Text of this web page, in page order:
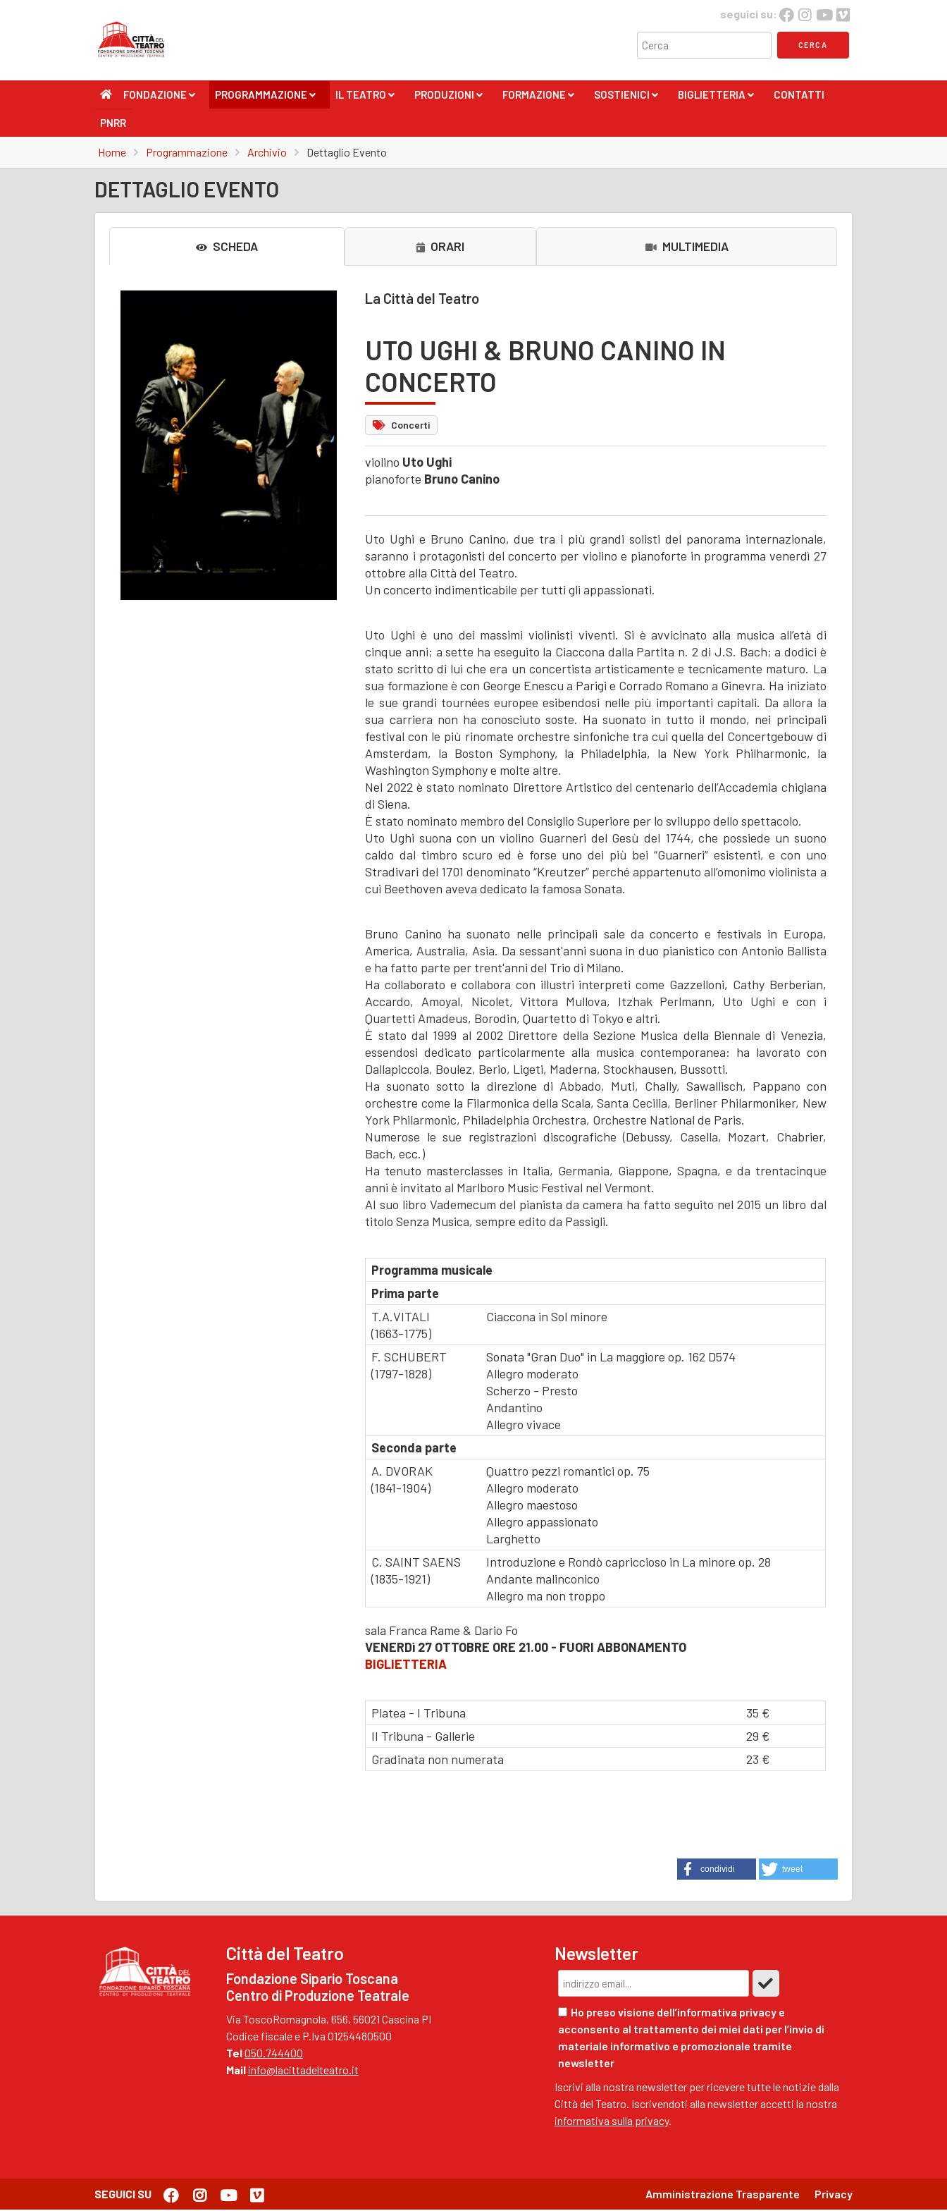
seguici su:
FONDAZIONE
+
PROGRAMMAZIONE IL TEATRO PRODUZIONI FORMAZIONE SOSTIENICI BIGLIETTERIA CONTATTI
PNRR
Home Programmazione Archivio Dettaglio Evento
DETTAGLIO EVENTO
SCHEDA ORARI MULTIMEDIA
La Città del Teatro
UTO UGHI & BRUNO CANINO IN
CONCERTO
Concerti
violino Uto Ughi
pianoforte Bruno Canino
Uto Ughi e Bruno Canino, due tra i più grandi solisti del panorama internazionale,
saranno i protagonisti del concerto per violino e pianoforte in programma venerdì 27
ottobre alla Città del Teatro.
Un concerto indimenticabile per tutti gli appassionati.
Uto Ughi è uno dei massimi violinisti viventi. Si è avvicinato alla musica all’età di
cinque anni; a sette ha eseguito la Ciaccona dalla Partita n. 2 di J.S. Bach; a dodici è
stato scritto di lui che era un concertista artisticamente e tecnicamente maturo. La
sua formazione è con George Enescu a Parigi e Corrado Romano a Ginevra. Ha iniziato
le sue grandi tournées europee esibendosi nelle più importanti capitali. Da allora la
sua carriera non ha conosciuto soste. Ha suonato in tutto il mondo, nei principali
festival con le più rinomate orchestre sinfoniche tra cui quella del Concertgebouw di
Amsterdam, la Boston Symphony, la Philadelphia, la New York Philharmonic, la
Washington Symphony e molte altre.
Nel 2022 è stato nominato Direttore Artistico del centenario dell’Accademia chigiana
di Siena.
È stato nominato membro del Consiglio Superiore per lo sviluppo dello spettacolo.
Uto Ughi suona con un violino Guarneri del Gesù del 1744, che possiede un suono
caldo dal timbro scuro ed è forse uno dei più bei “Guarneri” esistenti, e con uno
Stradivari del 1701 denominato “Kreutzer” perché appartenuto all’omonimo violinista a
cui Beethoven aveva dedicato la famosa Sonata.
Bruno Canino ha suonato nelle principali sale da concerto e festivals in Europa,
America, Australia, Asia. Da sessant'anni suona in duo pianistico con Antonio Ballista
e ha fatto parte per trent'anni del Trio di Milano.
Ha collaborato e collabora con illustri interpreti come Gazzelloni, Cathy Berberian,
Accardo, Amoyal, Nicolet, Vittora Mullova, Itzhak Perlmann, Uto Ughi e con i
Quartetti Amadeus, Borodin, Quartetto di Tokyo e altri.
È stato dal 1999 al 2002 Direttore della Sezione Musica della Biennale di Venezia,
essendosi dedicato particolarmente alla musica contemporanea: ha lavorato con
Dallapiccola, Boulez, Berio, Ligeti, Maderna, Stockhausen, Bussotti.
Ha suonato sotto la direzione di Abbado, Muti, Chally, Sawallisch, Pappano con
orchestre come la Filarmonica della Scala, Santa Cecilia, Berliner Philarmoniker, New
York Philarmonic, Philadelphia Orchestra, Orchestre National de Paris.
Numerose le sue registrazioni discografiche (Debussy, Casella, Mozart, Chabrier,
Bach, ecc.)
Ha tenuto masterclasses in Italia, Germania, Giappone, Spagna, e da trentacinque
anni è invitato al Marlboro Music Festival nel Vermont.
Al suo libro Vademecum del pianista da camera ha fatto seguito nel 2015 un libro dal
titolo Senza Musica, sempre edito da Passigli.
Programma musicale
Prima parte
T.A.VITALI
(1663-1775)
Ciaccona in Sol minore
F. SCHUBERT
(1797-1828)
Sonata "Gran Duo" in La maggiore op. 162 D574
Allegro moderato
Scherzo - Presto
Andantino
Allegro vivace
Seconda parte
A. DVORAK
(1841-1904)
Quattro pezzi romantici op. 75
Allegro moderato
Allegro maestoso
Allegro appassionato
Larghetto
C. SAINT SAENS
(1835-1921)
Introduzione e Rondò capriccioso in La minore op. 28
Andante malinconico
Allegro ma non troppo
sala Franca Rame & Dario Fo
VENERDì 27 OTTOBRE ORE 21.00 - FUORI ABBONAMENTO
BIGLIETTERIA
Platea - I Tribuna
35 €
II Tribuna - Gallerie
29 €
Gradinata non numerata
23 €
condividi tweet
Città del Teatro
Fondazione Sipario Toscana
Centro di Produzione Teatrale
Via ToscoRomagnola, 656, 56021 Cascina PI
Codice fiscale e P.Iva 01254480500
Tel050.744400
Mail info@lacittadelteatro.it
Newsletter
Ho preso visione dell’informativa privacy e
acconsento al trattamento dei miei dati per l’invio di
materiale informativo e promozionale tramite
newsletter
Iscrivi alla nostra newsletter per ricevere tutte le notizie dalla
Città del Teatro. Iscrivendoti alla newsletter accetti la nostra
informativa sulla privacy.
SEGUICI SU Amministrazione Trasparente Privacy